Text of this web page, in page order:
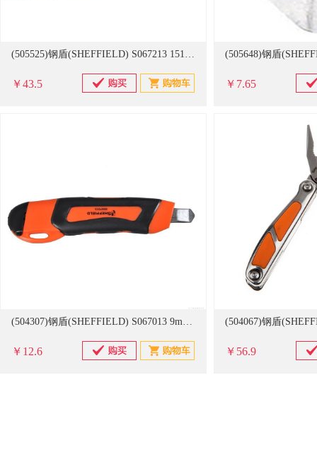
(505525)钢盾(SHEFFIELD) S067213 151mm 重型锌合金割刀 起订量12把(单位：把)
￥43.5 ￥7.65
(504307)钢盾(SHEFFIELD) S067013 9mm 塑柄金属护套美工刀 起订量12把(单位：把)
￥12.6 ￥56.9